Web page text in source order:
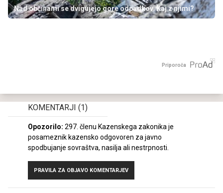
Nad občinami se dvigujejo gore odpadkov. Kaj z njimi?
Priporoča
KOMENTARJI (1)
Opozorilo: 297. členu Kazenskega zakonika je
posameznik kazensko odgovoren za javno
spodbujanje sovraštva, nasilja ali nestrpnosti.
PRAVILA ZA OBJAVO KOMENTARJEV